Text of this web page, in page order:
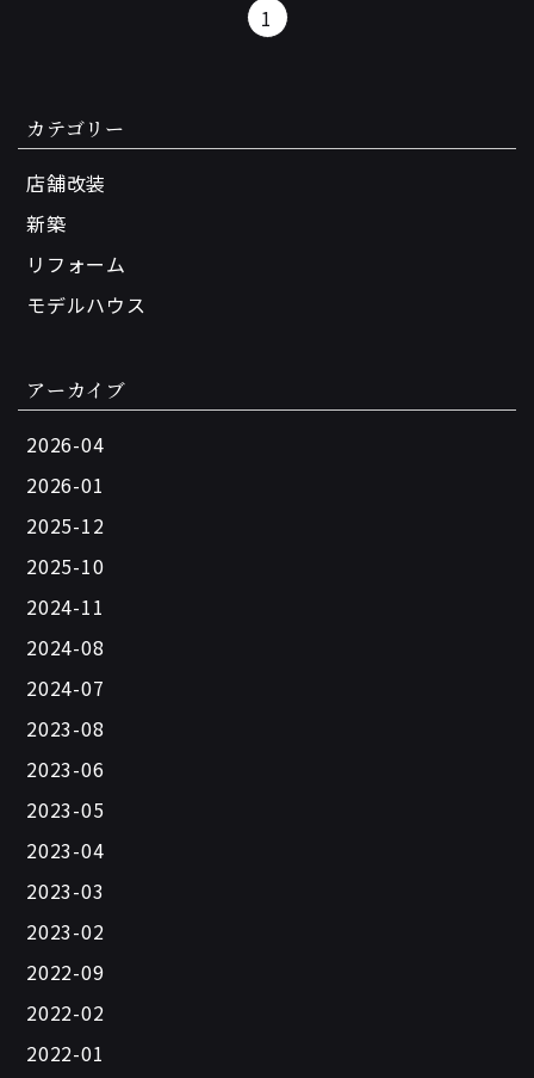
カテゴリー
店舗改装
新築
リフォーム
モデルハウス
アーカイブ
2026-04
2026-01
2025-12
2025-10
2024-11
2024-08
2024-07
2023-08
2023-06
2023-05
2023-04
2023-03
2023-02
2022-09
2022-02
2022-01
1